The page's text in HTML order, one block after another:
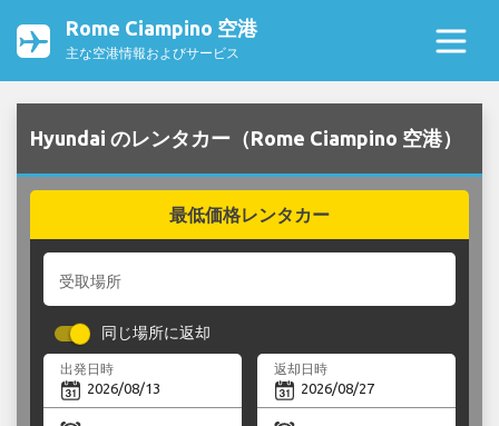
Rome Ciampino 空港
主な空港情報およびサービス
Hyundai のレンタカー（Rome Ciampino 空港）
最低価格レンタカー
受取場所
同じ場所に返却
出発日時 返却日時